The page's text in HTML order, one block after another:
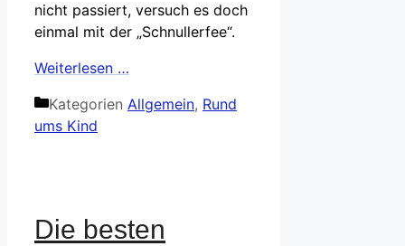
nicht passiert, versuch es doch
einmal mit der „Schnullerfee“.
Weiterlesen …
Kategorien Allgemein, Rund
ums Kind
Die besten